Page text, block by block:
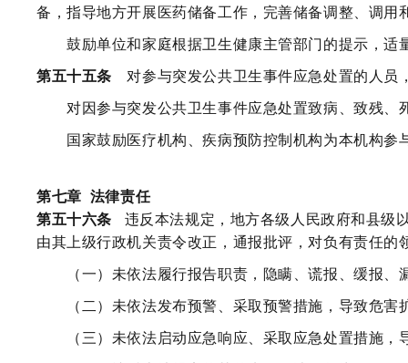
备，指导地方开展医药储备工作，完善储备调整、调用
鼓励单位和家庭根据卫生健康主管部门的提示，适
第五十五条 对参与突发公共卫生事件应急处置的人员
对因参与突发公共卫生事件应急处置致病、致残、
国家鼓励医疗机构、疾病预防控制机构为本机构参
第七章 法律责任
第五十六条 违反本法规定，地方各级人民政府和县级
由其上级行政机关责令改正，通报批评，对负有责任
（一）未依法履行报告职责，隐瞒、谎报、缓报、
（二）未依法发布预警、采取预警措施，导致危害
（三）未依法启动应急响应、采取应急处置措施，